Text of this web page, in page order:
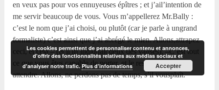
en veux pas pour vos ennuyeuses épîtres ; et j’ail’intention de
me servir beaucoup de vous. Vous m’appellerez Mr.Bally :
c’est le nom que j’ai choisi, ou plutôt (car je parle à ungrand
formaliste) c’est ainsi que j’ai abrégé le mien. Allons,attrapez
ceci, et cela – (et il m’indiquait deux des valises). –C’est tout
ce que vous êtes capable de porter, et le reste peutfort bien
attendre. Allons, ne perdons pas de temps, s’il vousplaît.
Les cookies permettent de personnaliser contenu et annonces,
d'offrir des fonctionnalités relatives aux médias sociaux et
d'analyser notre trafic.Plus d’informations Accepter